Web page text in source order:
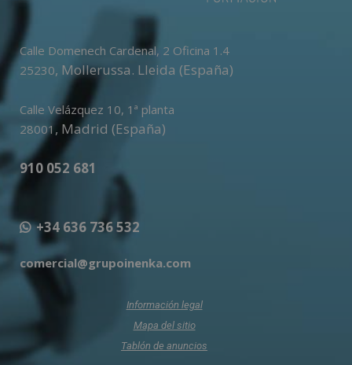
Calle Domenech Cardenal, 2 Oficina 1.4
25230, Mollerussa. Lleida (España)
Calle Velázquez 10, 1ª planta
28001, Madrid (España)
910 052 681
+34 636 736 532
comercial@grupoinenka.com
Información legal
Mapa del sitio
Tablón de anuncios